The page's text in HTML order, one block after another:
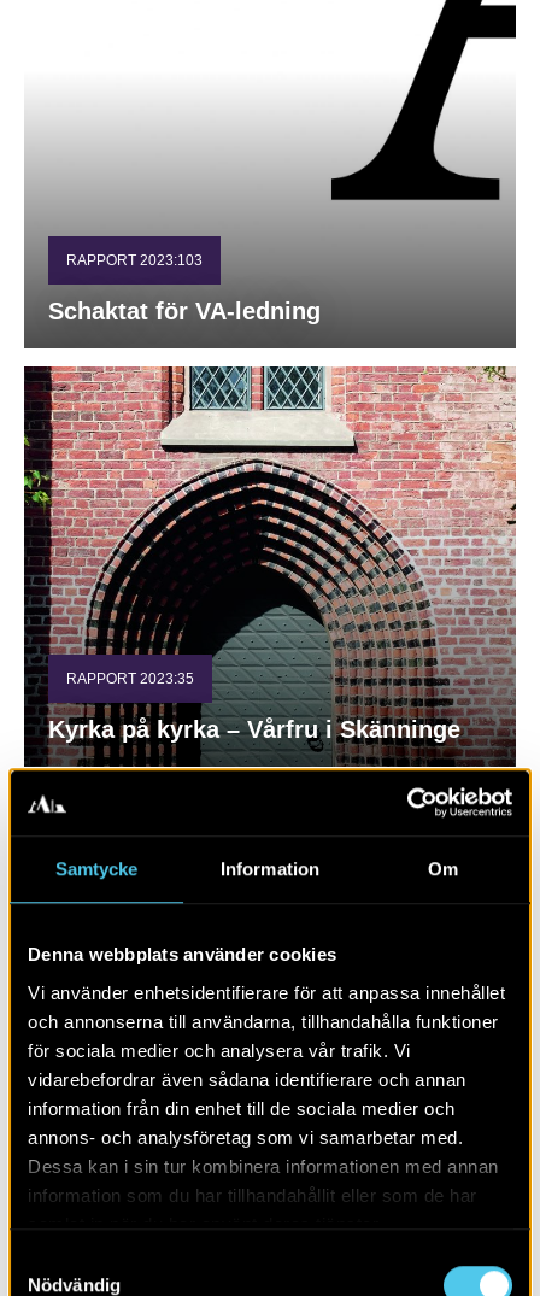
Samtycke Information Om
Denna webbplats använder cookies
Vi använder enhetsidentifierare för att anpassa innehållet
och annonserna till användarna, tillhandahålla funktioner
för sociala medier och analysera vår trafik. Vi
vidarebefordrar även sådana identifierare och annan
information från din enhet till de sociala medier och
annons- och analysföretag som vi samarbetar med.
Dessa kan i sin tur kombinera informationen med annan
information som du har tillhandahållit eller som de har
Nödvändig
RAPPORT 2023:103
Schaktat för VA-ledning
RAPPORT 2023:35
Kyrka på kyrka – Vårfru i Skänninge
RAPPORT 2023:130
Sju hus från yngre stenålder